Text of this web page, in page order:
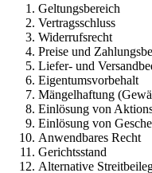
Geltungsbereich
Vertragsschluss
Widerrufsrecht
Preise und
Liefer- und
Eigentumsvorbehalt
Mängelhaftung
Einlösung von
Einlösung von
Anwendbares Recht
Gerichtsstand
Alternative